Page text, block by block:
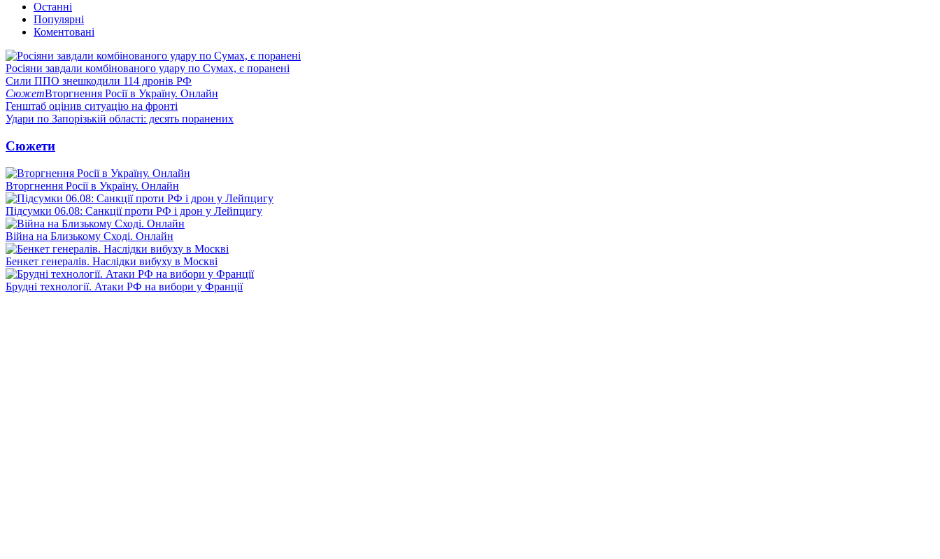
Останні
Популярні
Коментовані
Росіяни завдали комбінованого удару по Сумах, є поранені
Сили ППО знешкодили 114 дронів РФ
СюжетВторгнення Росії в Україну. Онлайн
Генштаб оцінив ситуацію на фронті
Удари по Запорізькій області: десять поранених
Сюжети
Вторгнення Росії в Україну. Онлайн
Підсумки 06.08: Санкції проти РФ і дрон у Лейпцигу
Війна на Близькому Сході. Онлайн
Бенкет генералів. Наслідки вибуху в Москві
Брудні технології. Атаки РФ на вибори у Франції